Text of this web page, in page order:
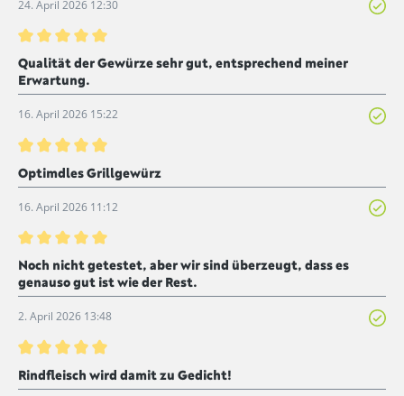
24. April 2026 12:30
Bewertung mit 5 von 5 Sternen
Qualität der Gewürze sehr gut, entsprechend meiner
Erwartung.
16. April 2026 15:22
Bewertung mit 5 von 5 Sternen
Optimdles Grillgewürz
16. April 2026 11:12
Bewertung mit 5 von 5 Sternen
Noch nicht getestet, aber wir sind überzeugt, dass es
genauso gut ist wie der Rest.
2. April 2026 13:48
Bewertung mit 5 von 5 Sternen
Rindfleisch wird damit zu Gedicht!